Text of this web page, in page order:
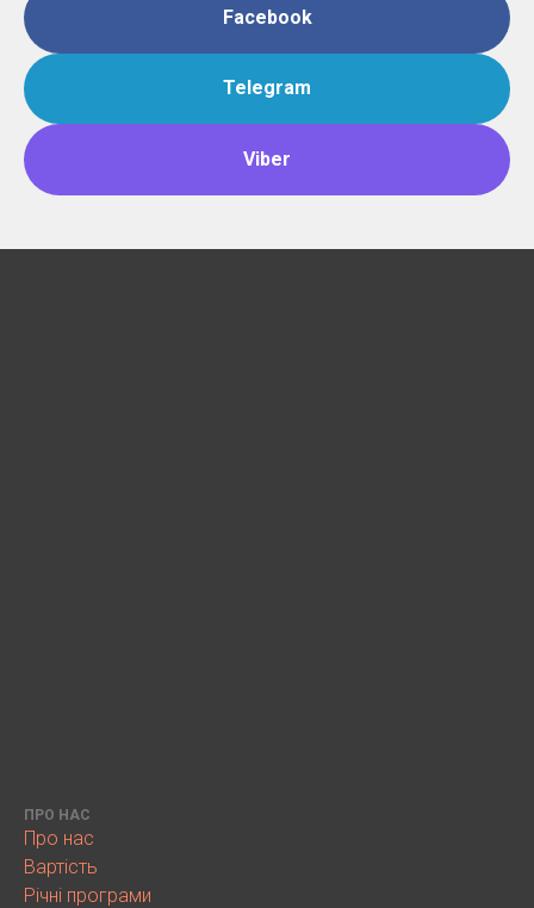
Facebook
Telegram
Viber
ПРО НАС
Про нас
Вартість
Річні програми